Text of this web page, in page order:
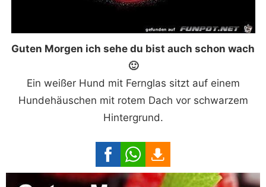
Guten Morgen ich sehe du bist auch schon wach
🙂
Ein weißer Hund mit Fernglas sitzt auf einem
Hundehäuschen mit rotem Dach vor schwarzem
Hintergrund.